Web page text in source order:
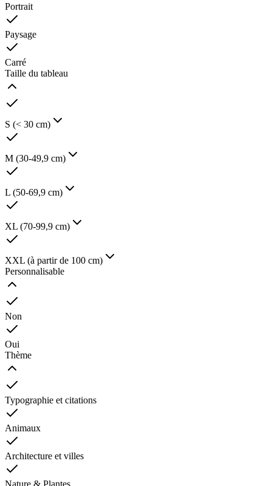
Portrait
Paysage
Carré
Taille du tableau
S (< 30 cm)
M (30-49,9 cm)
L (50-69,9 cm)
XL (70-99,9 cm)
XXL (à partir de 100 cm)
Personnalisable
Non
Oui
Thème
Typographie et citations
Animaux
Architecture et villes